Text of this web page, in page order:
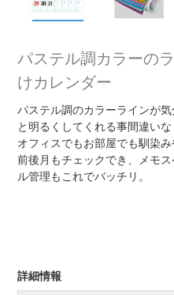
パステル調カラーの
けカレンダー
パステル調のカラーラインが
と明るくしてくれる事間違いな
オフィスでもお部屋でも馴染み
前後月もチェックでき、メモ
ル管理もこれでバッチリ。
詳細情報